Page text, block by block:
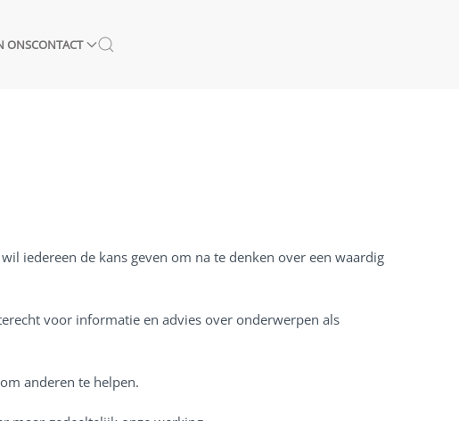
ONSCONTACT
iedereen de kans geven om na te denken over een waardig
voor informatie en advies over onderwerpen als
anderen te helpen.